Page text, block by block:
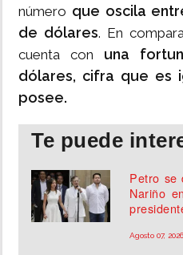
número que oscila
de dólares. En
cuenta con una
dólares, cifra que es
posee.
Te puede
Petro se
Nariño
Agosto 07, 2026